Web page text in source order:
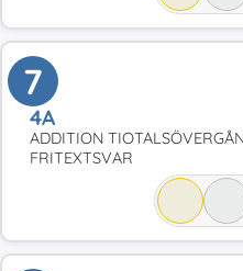
7
4A
ADDITION
FRITEXTSVAR